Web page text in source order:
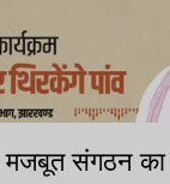
संगठन का